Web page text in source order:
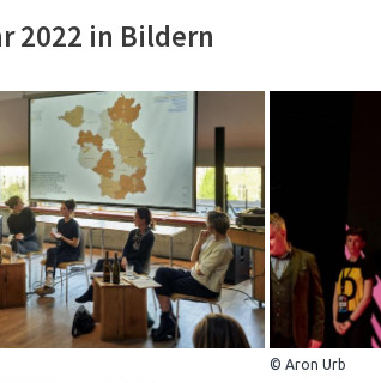
2022 in Bildern
© Aron Urb